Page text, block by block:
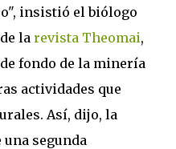
insistió el biólogo
la revista Theomai,
fondo de la minería
actividades que
Así, dijo, la
segunda